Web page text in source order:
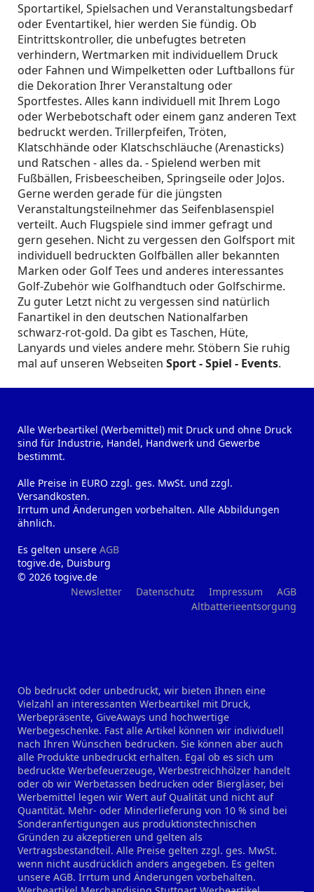
Sportartikel, Spielsachen und Veranstaltungsbedarf
oder Eventartikel, hier werden Sie fündig. Ob
Eintrittskontroller, die unbefugtes betreten
verhindern, Wertmarken mit individuellem Druck
oder Fahnen und Wimpelketten oder Luftballons für
die Dekoration Ihrer Veranstaltung oder
Sportfestes. Alles kann individuell mit Ihrem Logo
oder Werbebotschaft oder einem ganz anderen Text
bedruckt werden. Trillerpfeifen, Tröten,
Klatschhände oder Klatschschläuche (Arenasticks)
und Ratschen - alles da. - Spielend werben mit
Fußbällen, Frisbeescheiben, Springseile oder JoJos.
Gerne werden gerade für die jüngsten
Veranstaltungsteilnehmer das Seifenblasenspiel
verteilt. Auch Flugspiele sind immer gefragt und
gern gesehen. Nicht zu vergessen den Golfsport mit
individuell bedruckten Golfbällen aller bekannten
Marken oder Golf Tees und anderes interessantes
Golf-Zubehör wie Golfhandtuch oder Golfschirme.
Zu guter Letzt nicht zu vergessen sind natürlich
Fanartikel in den deutschen Nationalfarben
schwarz-rot-gold. Da gibt es Taschen, Hüte,
Lanyards und vieles andere mehr. Stöbern Sie ruhig
mal auf unseren Webseiten Sport - Spiel - Events.
Alle Werbeartikel (Werbemittel) mit Druck und ohne Druck
sind für Industrie, Handel, Handwerk und Gewerbe
bestimmt.
Alle Preise in EURO zzgl. ges. MwSt. und zzgl.
Versandkosten.
Irrtum und Änderungen vorbehalten. Alle Abbildungen
ähnlich.
Es gelten unsere AGB
togive.de, Duisburg
© 2026 togive.de
Newsletter
Datenschutz Impressum
AGB
Altbatterieentsorgung
Ob bedruckt oder unbedruckt, wir bieten Ihnen eine
Vielzahl an interessanten Werbeartikel mit Druck,
Werbepräsente, GiveAways und hochwertige
Werbegeschenke. Fast alle Artikel können wir individuell
nach Ihren Wünschen bedrucken. Sie können aber auch
alle Produkte unbedruckt erhalten. Egal ob es sich um
bedruckte Werbefeuerzeuge, Werbestreichhölzer handelt
oder ob wir Werbetassen bedrucken oder Biergläser, bei
Werbemittel legen wir Wert auf Qualität und nicht auf
Quantität. Mehr- oder Minderlieferung von 10 % sind bei
Sonderanfertigungen aus produktionstechnischen
Gründen zu akzeptieren und gelten als
Vertragsbestandteil. Alle Preise gelten zzgl. ges. MwSt.
wenn nicht ausdrücklich anders angegeben. Es gelten
unsere AGB. Irrtum und Änderungen vorbehalten.